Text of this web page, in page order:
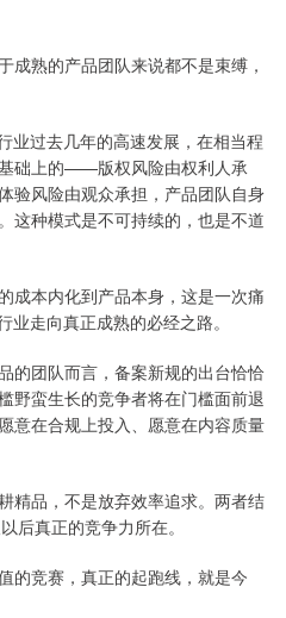
成熟的产品团队来说都不是束缚，
业过去几年的高速发展，在相当程
础上的——版权风险由权利人承
验风险由观众承担，产品团队自身
这种模式是不可持续的，也是不道
成本内化到产品本身，这是一次痛
走向真正成熟的必经之路。
的团队而言，备案新规的出台恰恰
野蛮生长的竞争者将在门槛面前退
意在合规上投入、愿意在内容质量
精品，不是放弃效率追求。两者结
后真正的竞争力所在。
的竞赛，真正的起跑线，就是今